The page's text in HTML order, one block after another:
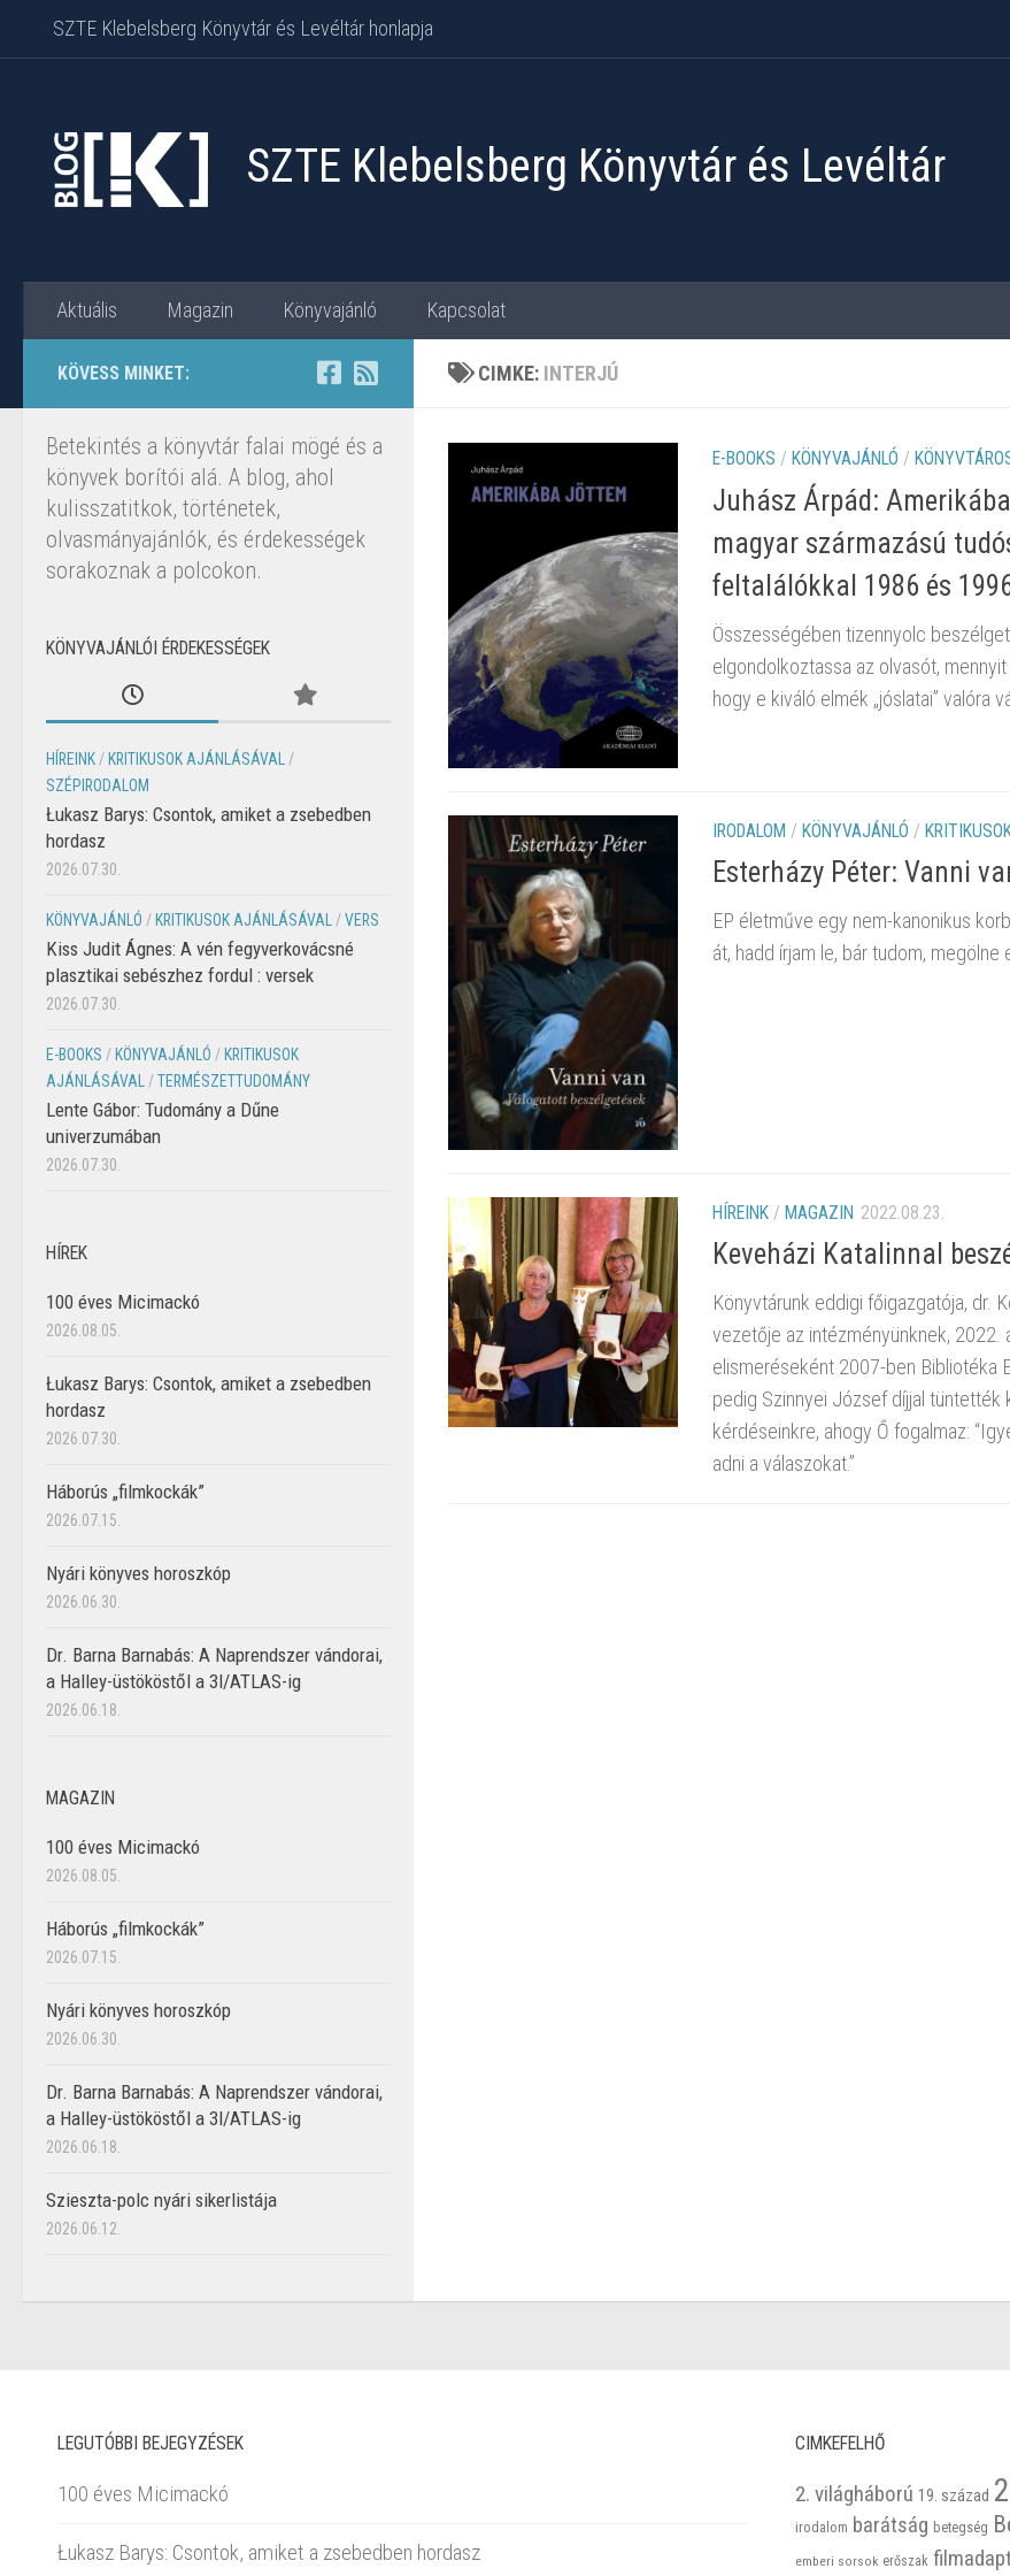
Skip to content
SZTE Klebelsberg Könyvtár és Levéltár honlapja
SZTE Klebelsberg Könyvtár és Levéltár
Aktuális Magazin Könyvajánló Kapcsolat
CIMKE: INTERJÚ
E-BOOKS / KÖNYVAJÁNLÓ /
Juhász Árpád:
magyar származású
feltalálókkal 1986 és
Összességében tizennyolc
elgondolkoztassa az olvasót,
hogy e kiváló elmék „jóslatai” valóra
IRODALOM / KÖNYVAJÁNLÓ /
Esterházy Péter: Vanni
EP életműve egy nem-kanonikus
át, hadd írjam le, bár tudom,
HÍREINK / MAGAZIN 2022.08.23.
Keveházi Katalinnal
Könyvtárunk eddigi főigazgatója, dr.
vezetője az intézményünknek, 2022.
elismeréseként 2007-ben Bibliotéka
pedig Szinnyei József díjjal tüntették
kérdéseinkre, ahogy Ő fogalmaz:
adni a válaszokat.”
KÖVESS MINKET:
Betekintés a könyvtár falai mögé és a
könyvek borítói alá. A blog, ahol
kulisszatitkok, történetek,
olvasmányajánlók, és érdekességek
sorakoznak a polcokon.
KÖNYVAJÁNLÓI ÉRDEKESSÉGEK
HÍREINK / KRITIKUSOK AJÁNLÁSÁVAL
/
SZÉPIRODALOM
Łukasz Barys: Csontok, amiket a zsebedben
hordasz
2026.07.30.
KÖNYVAJÁNLÓ / KRITIKUSOK AJÁNLÁSÁVAL /VERS
Kiss Judit Ágnes: A vén fegyverkovácsné
plasztikai sebészhez fordul : versek
2026.07.30.
E-BOOKS / KÖNYVAJÁNLÓ / KRITIKUSOK
AJÁNLÁSÁVAL
/TERMÉSZETTUDOMÁNY
Lente Gábor: Tudomány a Dűne
univerzumában
2026.07.30.
HÍREK
100 éves Micimackó
2026.08.05.
Łukasz Barys: Csontok, amiket a zsebedben
hordasz
2026.07.30.
Háborús „filmkockák”
2026.07.15.
Nyári könyves horoszkóp
2026.06.30.
Dr. Barna Barnabás: A Naprendszer vándorai,
a Halley-üstököstől a 3I/ATLAS-ig
2026.06.18.
MAGAZIN
100 éves Micimackó
2026.08.05.
Háborús „filmkockák”
2026.07.15.
Nyári könyves horoszkóp
2026.06.30.
Dr. Barna Barnabás: A Naprendszer vándorai,
a Halley-üstököstől a 3I/ATLAS-ig
2026.06.18.
Szieszta-polc nyári sikerlistája
2026.06.12.
LEGUTÓBBI BEJEGYZÉSEK
100 éves Micimackó
Łukasz Barys: Csontok, amiket a zsebedben hordasz
CIMKEFELHŐ
2. világháború 19. század
irodalom barátság betegség
emberi sorsok erőszak